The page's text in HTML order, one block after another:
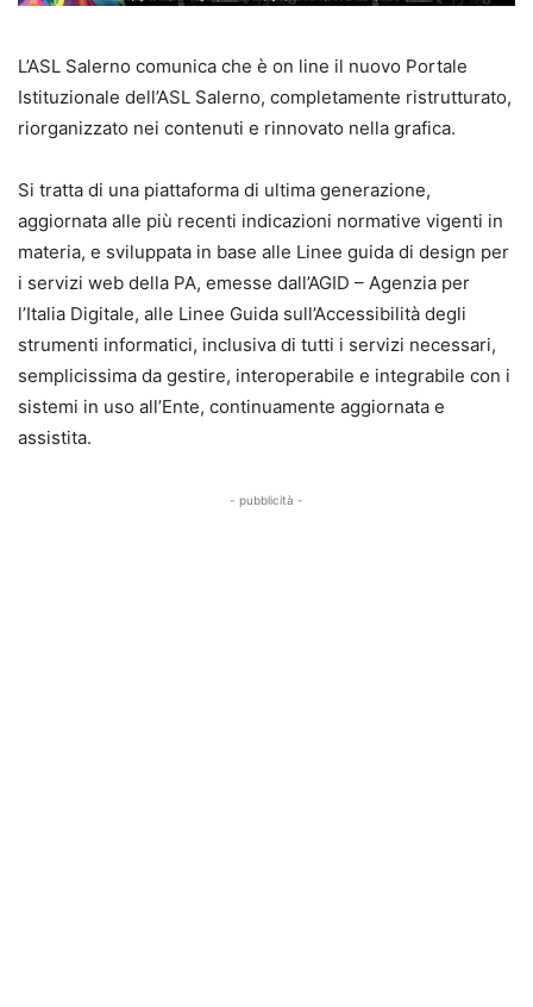
L’ASL Salerno comunica che è on line il nuovo Portale
Istituzionale dell’ASL Salerno, completamente ristrutturato,
riorganizzato nei contenuti e rinnovato nella grafica.
Si tratta di una piattaforma di ultima generazione,
aggiornata alle più recenti indicazioni normative vigenti in
materia, e sviluppata in base alle Linee guida di design per
i servizi web della PA, emesse dall’AGID – Agenzia per
l’Italia Digitale, alle Linee Guida sull’Accessibilità degli
strumenti informatici, inclusiva di tutti i servizi necessari,
semplicissima da gestire, interoperabile e integrabile con i
sistemi in uso all’Ente, continuamente aggiornata e
assistita.
- pubblicità -